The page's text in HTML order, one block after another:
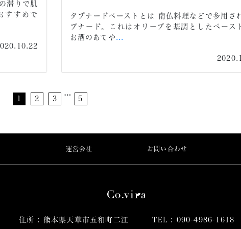
滞りで肌
すすめで
タプナードペーストとは 南仏料理などで多用さ
プナード。これはオリーブを基調としたペース
お酒のあてや ...
2 3 … 5
運営会社 お問い合わせ
住所 : 熊本県天草市五和町二江 TEL : 090-4986-1618